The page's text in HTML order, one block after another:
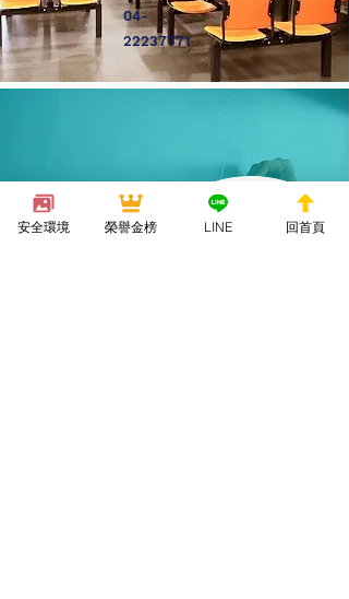
04-
22237771
預約試聽
安全環境 榮譽金榜 LINE 回首頁